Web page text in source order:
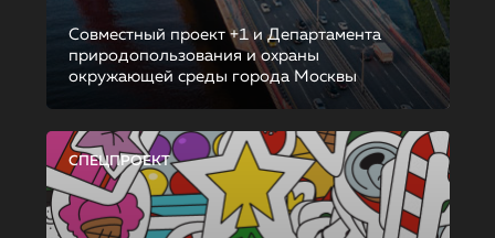
Совместный проект +1 и Департамента
природопользования и охраны
окружающей среды города Москвы
СПЕЦПРОЕКТ